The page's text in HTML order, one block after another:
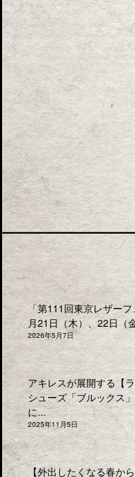
「第111回東京レザーフ
月21日（木）、22日（
2026年5月7日
アキレスが展開する【
シューズ「ブルックス
に...
2025年11月5日
【外出したくなる春か